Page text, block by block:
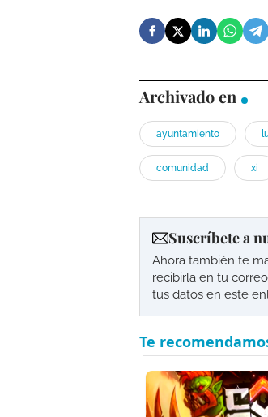
Archivado en
ayuntamiento
comunidad xi
Suscríbete a
Ahora también te
recibirla en tu
tus datos en este